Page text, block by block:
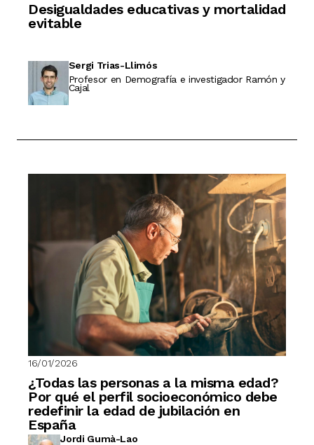
Desigualdades educativas y mortalidad
evitable
Sergi Trias-Llimós
Profesor en Demografía e investigador Ramón y
Cajal
16/01/2026
¿Todas las personas a la misma edad?
Por qué el perfil socioeconómico debe
redefinir la edad de jubilación en
España
Jordi Gumà-Lao